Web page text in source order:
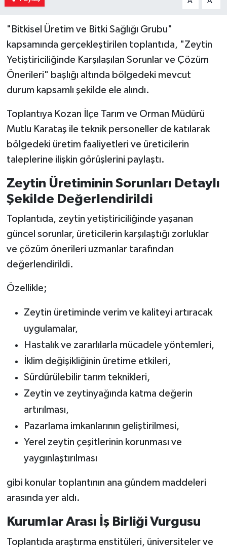
"Bitkisel Üretim ve Bitki Sağlığı Grubu"
kapsamında gerçekleştirilen toplantıda, "Zeytin
Yetiştiriciliğinde Karşılaşılan Sorunlar ve Çözüm
Önerileri" başlığı altında bölgedeki mevcut
durum kapsamlı şekilde ele alındı.
Toplantıya Kozan İlçe Tarım ve Orman Müdürü
Mutlu Karataş ile teknik personeller de katılarak
bölgedeki üretim faaliyetleri ve üreticilerin
taleplerine ilişkin görüşlerini paylaştı.
Zeytin Üretiminin Sorunları Detaylı
Şekilde Değerlendirildi
Toplantıda, zeytin yetiştiriciliğinde yaşanan
güncel sorunlar, üreticilerin karşılaştığı zorluklar
ve çözüm önerileri uzmanlar tarafından
değerlendirildi.
Özellikle;
Zeytin üretiminde verim ve kaliteyi artıracak
uygulamalar,
Hastalık ve zararlılarla mücadele yöntemleri,
İklim değişikliğinin üretime etkileri,
Sürdürülebilir tarım teknikleri,
Zeytin ve zeytinyağında katma değerin
artırılması,
Pazarlama imkanlarının geliştirilmesi,
Yerel zeytin çeşitlerinin korunması ve
yaygınlaştırılması
gibi konular toplantının ana gündem maddeleri
arasında yer aldı.
Kurumlar Arası İş Birliği Vurgusu
Toplantıda araştırma enstitüleri, üniversiteler ve